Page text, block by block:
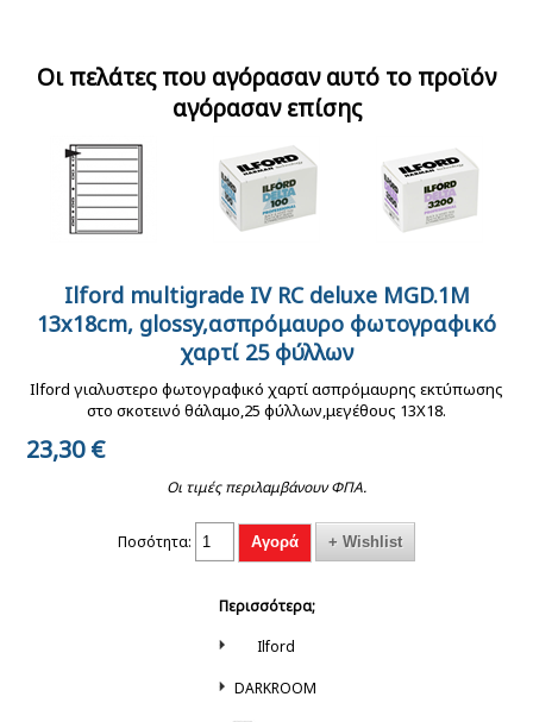
ISO 100
120mm
30Χ40 cm κόκκινη
ασφαλείας σκοτεινού
θαλάμου βιδωτή Ε27
LED
εμφανιστής
ασπρόμαυρου φιλμ
500ml
Οι πελάτες που αγόρασαν αυτό το προϊόν
αγόρασαν επίσης
Kenro ριζόχαρτο
αρχειοθέτησης φιλμ
135mm
Ilford delta 100 135-
36 ασπρόμαυρο φιλμ
ISO 100
Ilford delta 3200 135-
36 ασπρόμαυρο φιλμ
ISO 3200
Ilford multigrade IV RC deluxe MGD.1M
13x18cm, glossy,ασπρόμαυρο φωτογραφικό
χαρτί 25 φύλλων
Ilford γιαλυστερο φωτογραφικό χαρτί ασπρόμαυρης εκτύπωσης
στο σκοτεινό θάλαμο,25 φύλλων,μεγέθους 13X18.
23,30€
Οι τιμές περιλαμβάνουν ΦΠΑ.
Ποσότητα:
Περισσότερα;
Ilford
DARKROOM